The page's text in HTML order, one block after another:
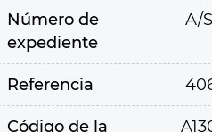
Número de
expediente
A/
Referencia
Código de la